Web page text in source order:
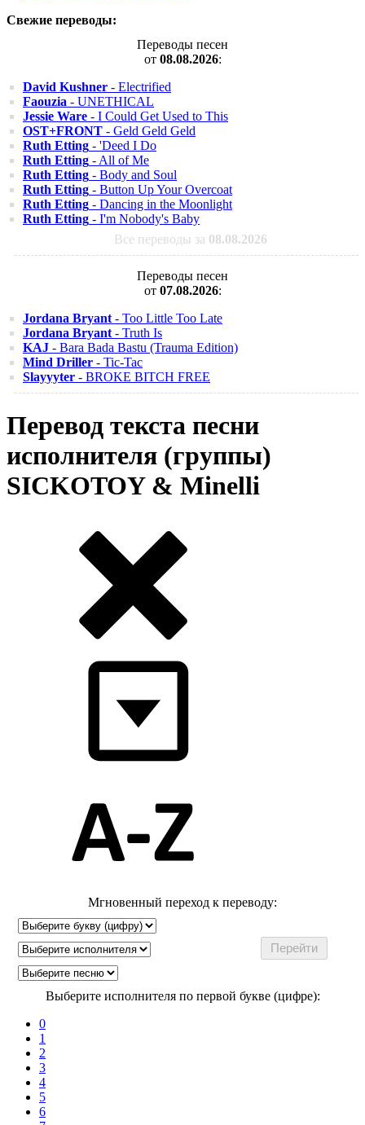
Свежие переводы:
Переводы песен
от 08.08.2026:
David Kushner - Electrified
Faouzia - UNETHICAL
Jessie Ware - I Could Get Used to This
OST+FRONT - Geld Geld Geld
Ruth Etting - 'Deed I Do
Ruth Etting - All of Me
Ruth Etting - Body and Soul
Ruth Etting - Button Up Your Overcoat
Ruth Etting - Dancing in the Moonlight
Ruth Etting - I'm Nobody's Baby
Все переводы за 08.08.2026
Переводы песен
от 07.08.2026:
Jordana Bryant - Too Little Too Late
Jordana Bryant - Truth Is
KAJ - Bara Bada Bastu (Trauma Edition)
Mind Driller - Tic-Tac
Slayyyter - BROKE BITCH FREE
Перевод текста песни
исполнителя (группы)
SICKOTOY & Minelli
Мгновенный переход к переводу:
Выберите исполнителя по первой букве (цифре):
0
1
2
3
4
5
6